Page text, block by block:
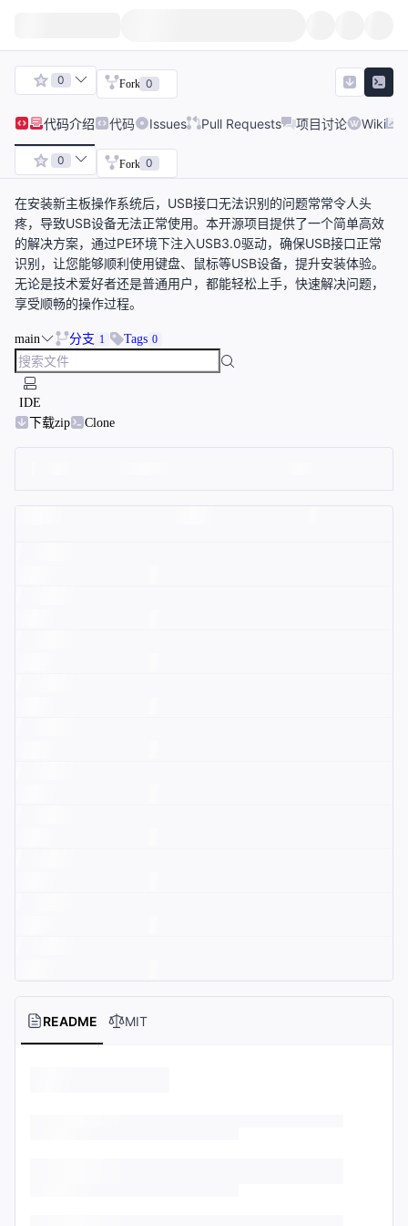
0 Fork 0
代码介绍 代码 Issues Pull Requests 项目讨论 Wiki
0 Fork 0
在安装新主板操作系统后，USB接口无法识别的问题常常令人头
疼，导致USB设备无法正常使用。本开源项目提供了一个简单高效
的解决方案，通过PE环境下注入USB3.0驱动，确保USB接口正常
识别，让您能够顺利使用键盘、鼠标等USB设备，提升安装体验。
无论是技术爱好者还是普通用户，都能轻松上手，快速解决问题，
享受顺畅的操作过程。
main 分支 1 Tags 0
IDE
下载zip
Clone
README MIT